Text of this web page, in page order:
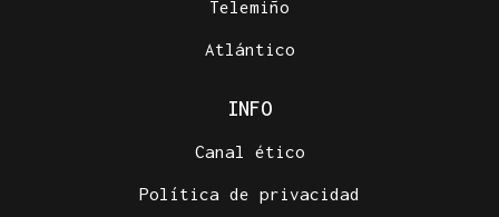
Telemiño
Atlántico
INFO
Canal ético
Política de privacidad